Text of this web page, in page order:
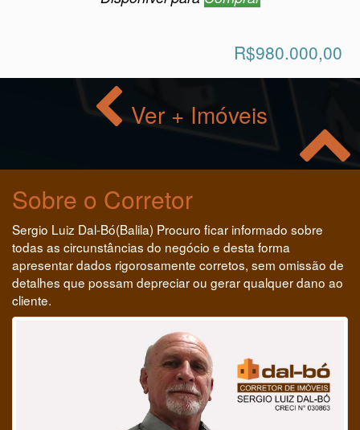
R$980.000,00
Ver + Imóveis
Sobre o Corretor
todas as circunstâncias do negócio e desta forma
apresentar dados rigorosamente corretos, sem omissão de
detalhes que possam depreciar ou gerar qualquer dano ao
cliente.